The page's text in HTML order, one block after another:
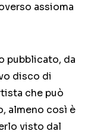
assioma
pubblicato, da
disco di
che può
almeno così è
visto dal